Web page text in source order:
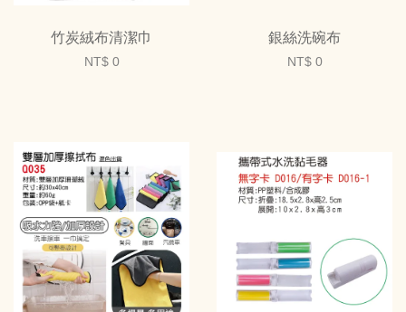
竹炭絨布清潔巾
NT$ 0
銀絲洗碗布
NT$ 0